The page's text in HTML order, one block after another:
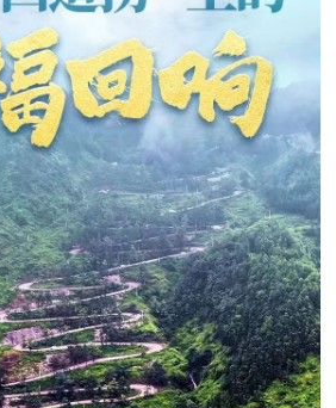
热
追
踪
国
防
法